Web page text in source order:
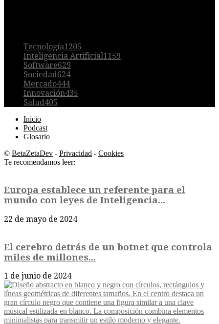
Tecnología1205
Inteligencia Artificial1159
Software629
Sociedad624
Mercado444
Innovación435
Salud405
Inicio
Podcast
Glosario
© BetaZetaDev - Privacidad - Cookies
Te recomendamos leer:
Europa establece un referente para el
mundo con leyes de Inteligencia...
22 de mayo de 2024
El cerebro detrás de un botnet que controla
miles de millones...
1 de junio de 2024